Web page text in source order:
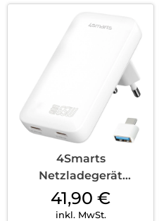
4Smarts
Netzladegerät
FlatPlug Slim Dual
65W GaN 2...
41,90 €
inkl. MwSt.